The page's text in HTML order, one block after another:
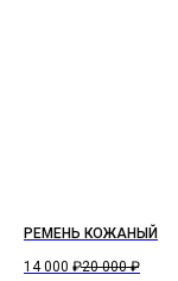
РЕМЕНЬ КОЖАНЫЙ
14 000 ₽20 000 ₽